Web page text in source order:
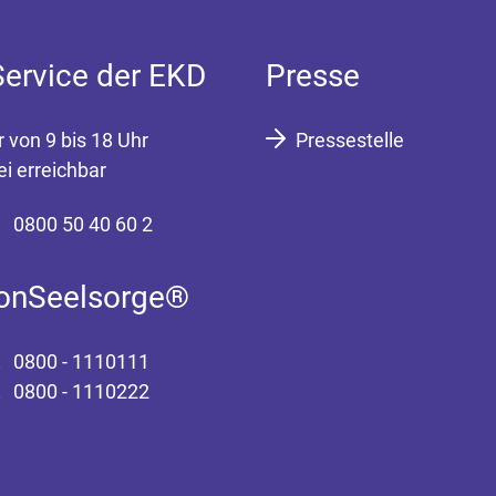
der EKD
von 9 bis 18 Uhr
erreichbar
0800 50 40 60 2
0800 - 1110111
0800 - 1110222
Presse
Pressestelle